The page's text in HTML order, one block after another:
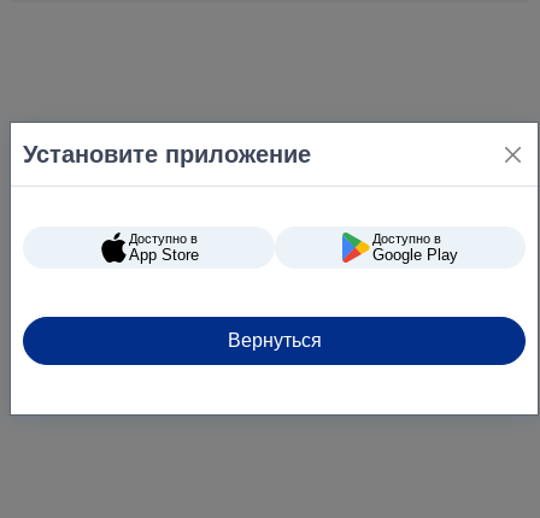
Установите приложение
Доступно в
App Store
Доступно в
Google Play
Вернуться